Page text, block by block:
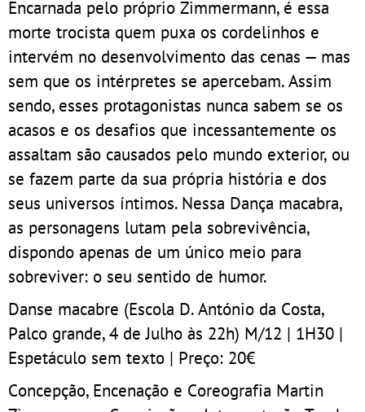
Encarnada pelo próprio Zimmermann, é essa
morte trocista quem puxa os cordelinhos e
intervém no desenvolvimento das cenas — mas
sem que os intérpretes se apercebam. Assim
sendo, esses protagonistas nunca sabem se os
acasos e os desafios que incessantemente os
assaltam são causados pelo mundo exterior, ou
se fazem parte da sua própria história e dos
seus universos íntimos. Nessa Dança macabra,
as personagens lutam pela sobrevivência,
dispondo apenas de um único meio para
sobreviver: o seu sentido de humor.
Danse macabre (Escola D. António da Costa,
Palco grande, 4 de Julho às 22h) M/12 | 1H30 |
Espetáculo sem texto | Preço: 20€
Concepção, Encenação e Coreografia Martin